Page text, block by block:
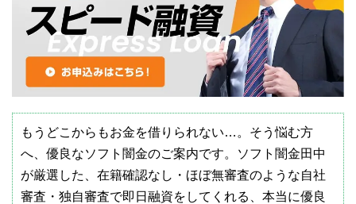
もうどこからもお金を借りられない…。そう悩む方
へ、優良なソフト闇金のご案内です。ソフト闇金田中
が厳選した、在籍確認なし・ほぼ無審査のような自社
審査・独自審査で即日融資をしてくれる、本当に優良